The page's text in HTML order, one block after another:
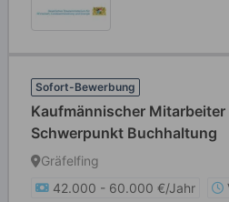
Sofort-Bewerbung
Kaufmännischer
Schwerpunkt Buchhaltung
Gräfelfing
42.000 - 60.000 €/Jahr